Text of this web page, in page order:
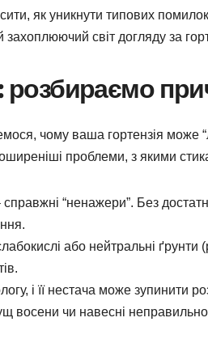
як уникнути типових помилок
світ догляду за
розбираємо
чому ваша гортензія може
проблеми, з якими
справжні “ненажери”. Без
або нейтральні
і її нестача може зупинити
восени чи навесні